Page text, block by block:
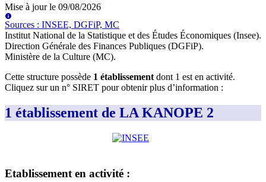
Mise à jour le 09/08/2026
Sources : INSEE, DGFiP, MC
Institut National de la Statistique et des Études Économiques (Insee).
Direction Générale des Finances Publiques (DGFiP).
Ministère de la Culture (MC).
Cette structure possède 1 établissement dont 1 est en activité.
Cliquez sur un n° SIRET pour obtenir plus d’information :
1 établissement de LA KANOPE 2
Etablissement en activité :